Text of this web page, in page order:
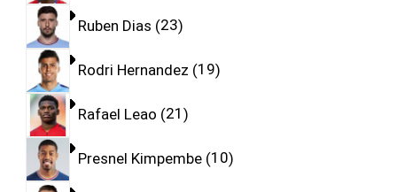
Ruben Dias 23
Rodri Hernandez 19
Rafael Leao 21
Presnel Kimpembe 10